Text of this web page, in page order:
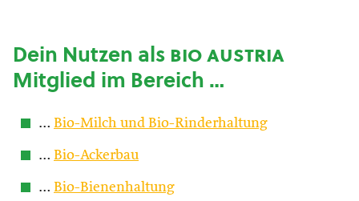
Dein Nutzen alsbio austria
Mitglied im Bereich …
… Bio-Milch und Bio-Rinderhaltung
… Bio-Ackerbau
… Bio-Bienenhaltung